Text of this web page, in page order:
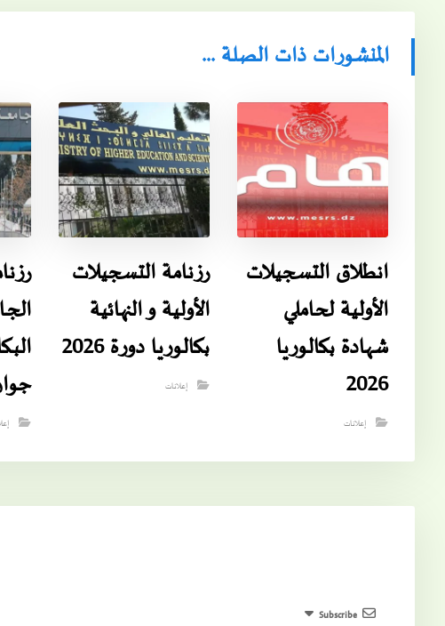
المنشورات ذات الصلة ...
انطلاق التسجيلات
الأولية لحاملي
شهادة بكالوريا
2026
إعلانات
رزنامة التسجيلات
الأولية و النهائية
بكالوريا دورة 2026
إعلانات
جوان
Subscribe